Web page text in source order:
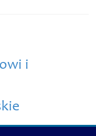
i